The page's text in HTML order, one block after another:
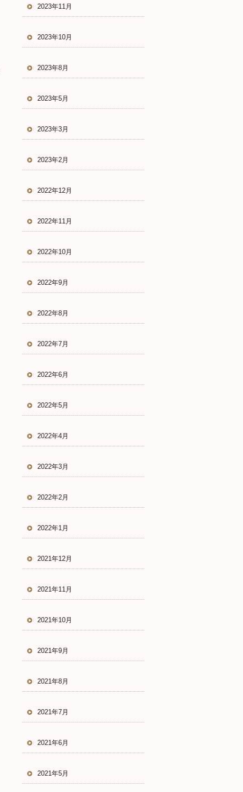
2023年11月
2023年10月
2023年8月
2023年5月
2023年3月
2023年2月
2022年12月
2022年11月
2022年10月
2022年9月
2022年8月
2022年7月
2022年6月
2022年5月
2022年4月
2022年3月
2022年2月
2022年1月
2021年12月
2021年11月
2021年10月
2021年9月
2021年8月
2021年7月
2021年6月
2021年5月